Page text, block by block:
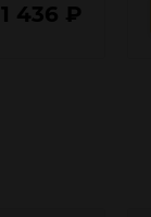
1 436 ₽